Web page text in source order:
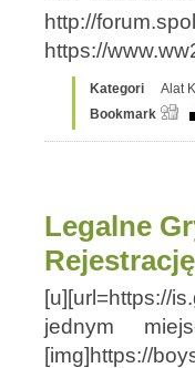
http://
https://
Kategori
Alat
Bookmark
Legalne
Rejestrację
[u][url=https://
jednym
[img]https://